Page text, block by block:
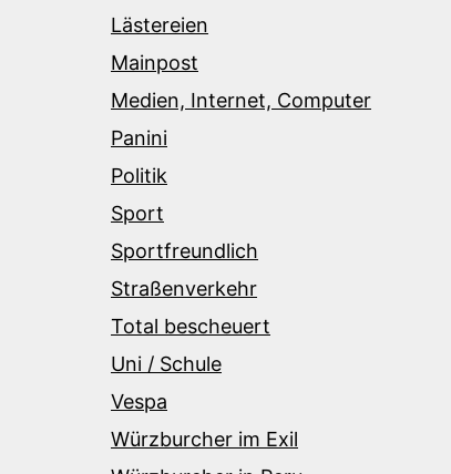
Lästereien
Mainpost
Medien, Internet, Computer
Panini
Politik
Sport
Sportfreundlich
Straßenverkehr
Total bescheuert
Uni / Schule
Vespa
Würzburcher im Exil